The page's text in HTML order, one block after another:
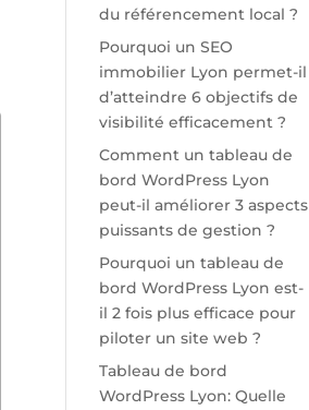
du référencement local ?
Pourquoi un SEO
immobilier Lyon permet-il
d’atteindre 6 objectifs de
visibilité efficacement ?
Comment un tableau de
bord WordPress Lyon
peut-il améliorer 3 aspects
puissants de gestion ?
Pourquoi un tableau de
bord WordPress Lyon est-
il 2 fois plus efficace pour
piloter un site web ?
Tableau de bord
WordPress Lyon: Quelle